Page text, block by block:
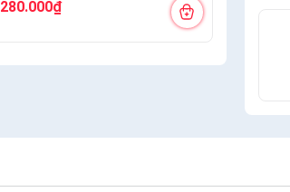
280.000₫